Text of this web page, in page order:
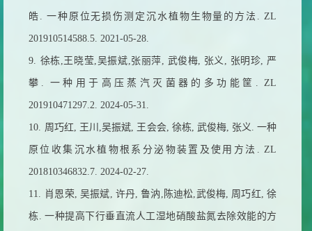
皓 一种原位无损伤测定沉水植物生物量的方法 . ZL
201910514588.5. 2021-05-28.
9. 徐栋 王晓莹 吴振斌 张丽萍 武俊梅 张义 张明珍 严
攀 一种用于高压蒸汽灭菌器的多功能筐 . ZL
201910471297.2. 2024-05-31.
10. 周巧红 王川 ,吴振斌 王会会, 徐栋, 武俊梅, 张义 .一种
原位收集沉水植物根系分泌物装置及使用方法 . ZL
201810346832.7. 2024-02-27.
11. 肖恩荣 吴振斌 许丹 ,鲁汭 陈迪松 武俊梅 周巧红 ,徐
栋 一种提高下行垂直流人工湿地硝酸盐氮去除效能的方